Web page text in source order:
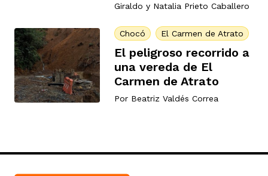
Giraldo y Natalia Prieto Caballero
Chocó El Carmen de Atrato
El peligroso recorrido a
una vereda de El
Carmen de Atrato
Por Beatriz Valdés Correa